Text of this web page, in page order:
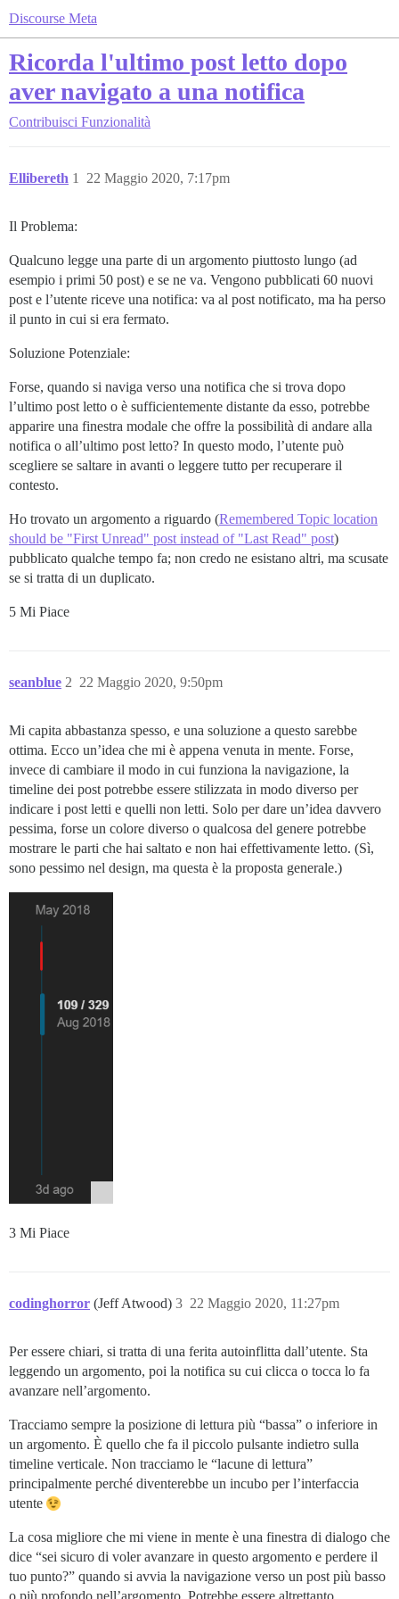
Discourse Meta
Ricorda l'ultimo post letto dopo
aver navigato a una notifica
Contribuisci Funzionalità
Ellibereth 22 Maggio 2020, 7:17pm
1
Il Problema:
Qualcuno legge una parte di un argomento piuttosto lungo (ad
esempio i primi 50 post) e se ne va. Vengono pubblicati 60 nuovi
post e l’utente riceve una notifica: va al post notificato, ma ha perso
il punto in cui si era fermato.
Soluzione Potenziale:
Forse, quando si naviga verso una notifica che si trova dopo
l’ultimo post letto o è sufficientemente distante da esso, potrebbe
apparire una finestra modale che offre la possibilità di andare alla
notifica o all’ultimo post letto? In questo modo, l’utente può
scegliere se saltare in avanti o leggere tutto per recuperare il
contesto.
Ho trovato un argomento a riguardo (Remembered Topic location
should be "First Unread" post instead of "Last Read" post)
pubblicato qualche tempo fa; non credo ne esistano altri, ma scusate
se si tratta di un duplicato.
5 Mi Piace
seanblue 22 Maggio 2020, 9:50pm
2
Mi capita abbastanza spesso, e una soluzione a questo sarebbe
ottima. Ecco un’idea che mi è appena venuta in mente. Forse,
invece di cambiare il modo in cui funziona la navigazione, la
timeline dei post potrebbe essere stilizzata in modo diverso per
indicare i post letti e quelli non letti. Solo per dare un’idea davvero
pessima, forse un colore diverso o qualcosa del genere potrebbe
mostrare le parti che hai saltato e non hai effettivamente letto. (Sì,
sono pessimo nel design, ma questa è la proposta generale.)
3 Mi Piace
codinghorror (Jeff Atwood) 22 Maggio 2020, 11:27pm
3
Per essere chiari, si tratta di una ferita autoinflitta dall’utente. Sta
leggendo un argomento, poi la notifica su cui clicca o tocca lo fa
avanzare nell’argomento.
Tracciamo sempre la posizione di lettura più “bassa” o inferiore in
un argomento. È quello che fa il piccolo pulsante indietro sulla
timeline verticale. Non tracciamo le “lacune di lettura”
principalmente perché diventerebbe un incubo per l’interfaccia
utente
La cosa migliore che mi viene in mente è una finestra di dialogo che
dice “sei sicuro di voler avanzare in questo argomento e perdere il
tuo punto?” quando si avvia la navigazione verso un post più basso
o più profondo nell’argomento. Potrebbe essere altrettanto